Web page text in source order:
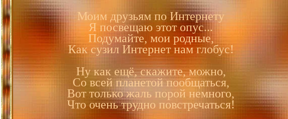
Моим друзьям по Интернету
Я посвещаю этот опус...
Подумайте, мои родные,
Как сузил Интернет нам глобус!
Ну как ещё, скажите, можно,
Со всей планетой пообщаться,
Вот только жаль порой немного,
Что очень трудно повстречаться!